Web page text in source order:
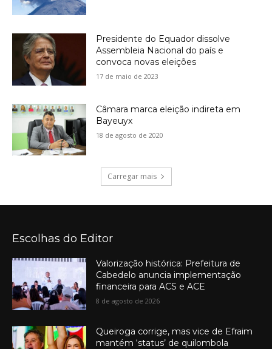
Presidente do Equador dissolve
Assembleia Nacional do país e
convoca novas eleições
17 de maio de 2023
Câmara marca eleição indireta em
Bayeuyx
18 de agosto de 2020
Carregar mais
Escolhas do Editor
Valorização histórica: Prefeitura de
Cabedelo anuncia implementação
financeira para ACS e ACE
8 de agosto de 2026
Queiroga corrige, mas vice de Efraim
mantém ‘status’ de quilombola